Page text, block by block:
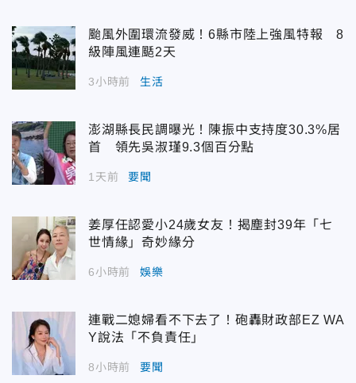
颱風外圍環流發威！6縣市陸上強風特報 8
級陣風連颳2天
3小時前 生活
澎湖縣長民調曝光！陳振中支持度30.3%居
首 領先吳淑瑾9.3個百分點
1天前 要聞
姜厚任認愛小24歲女友！揭塵封39年「七
世情緣」奇妙緣分
6小時前 娛樂
連戰二媳婦看不下去了！砲轟財政部EZ WA
Y說法「不負責任」
8小時前 要聞